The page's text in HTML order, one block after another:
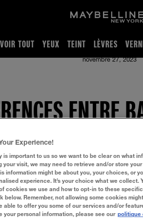
VOIR TOUT YEUX TEINT LÈVRES
novembre 27, 2023
ENTRE
… Ils ont chacun un rôle précis au
retrouver. Pas de panique, on vous
Experience!
is important to us so we want to be clear on what
your visit, we may need to retrieve and/or store
information might be about you, your choices, or
experience. It’s your choice what we
cookies we use and how to opt-in to these
below. Remember, not allowing some cookies
able to offer you some of our services and/or
your personal information, please see our politique